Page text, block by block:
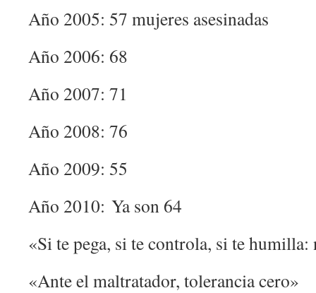
Año 2005: 57 mujeres asesinadas
Año 2006: 68
Año 2007: 71
Año 2008: 76
Año 2009: 55
Año 2010: Ya son 64
«Si te pega, si te controla, si te humilla:
«Ante el maltratador, tolerancia cero»